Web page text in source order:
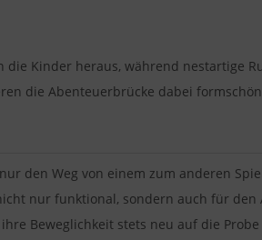
Kinder heraus, während nestartige
die Abenteuerbrücke dabei
den Weg von einem zum anderen
nur funktional, sondern auch für
Beweglichkeit stets neu auf die